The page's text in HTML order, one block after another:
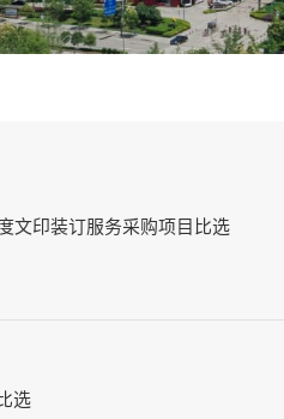
文印装订服务采购项目比选
选